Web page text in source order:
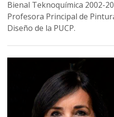
Bienal Teknoquímica 2002-
Profesora Principal de
Diseño de la PUCP.